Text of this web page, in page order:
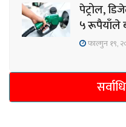
पेट्रोल,
५ रूपैयाँले
फाल्गुन १९,